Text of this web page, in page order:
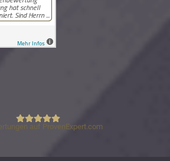
Lutz Schneider Immobilienbewertung
auf ProvenExpert.com